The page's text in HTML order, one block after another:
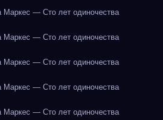
Маркес — Сто лет одиночества
Маркес — Сто лет одиночества
Маркес — Сто лет одиночества
Маркес — Сто лет одиночества
Маркес — Сто лет одиночества